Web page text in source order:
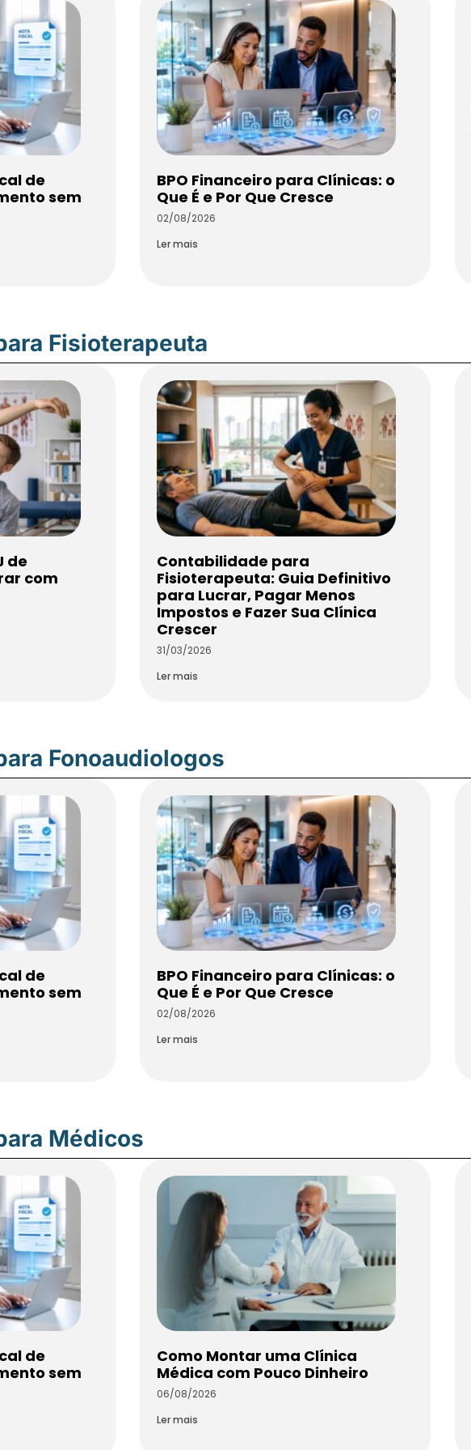
de
sem
BPO Financeiro para Clínicas: o
Que É e Por Que Cresce
02/08/2026
Ler mais
Fisioterapeuta
de
com
Contabilidade para
Fisioterapeuta: Guia Definitivo
para Lucrar, Pagar Menos
Impostos e Fazer Sua Clínica
Crescer
31/03/2026
Ler mais
Fonoaudiologos
de
sem
BPO Financeiro para Clínicas: o
Que É e Por Que Cresce
02/08/2026
Ler mais
Médicos
de
sem
Como Montar uma Clínica
Médica com Pouco Dinheiro
06/08/2026
Ler mais